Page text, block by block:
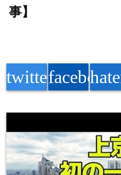
事】
twitterfacebook